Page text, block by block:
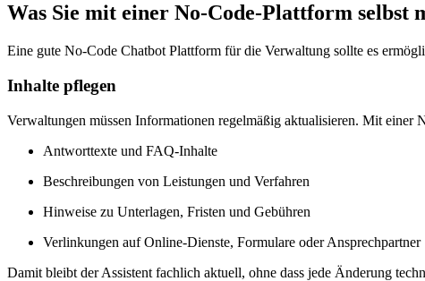
Was Sie mit einer No-Code-Plattform selbst
Eine gute No-Code Chatbot Plattform für die Verwaltung sollte es
Inhalte pflegen
Verwaltungen müssen Informationen regelmäßig aktualisieren. Mit einer
Antworttexte und FAQ-Inhalte
Beschreibungen von Leistungen und Verfahren
Hinweise zu Unterlagen, Fristen und Gebühren
Verlinkungen auf Online-Dienste, Formulare oder Ansprechpartner
Damit bleibt der Assistent fachlich aktuell, ohne dass jede Änderung